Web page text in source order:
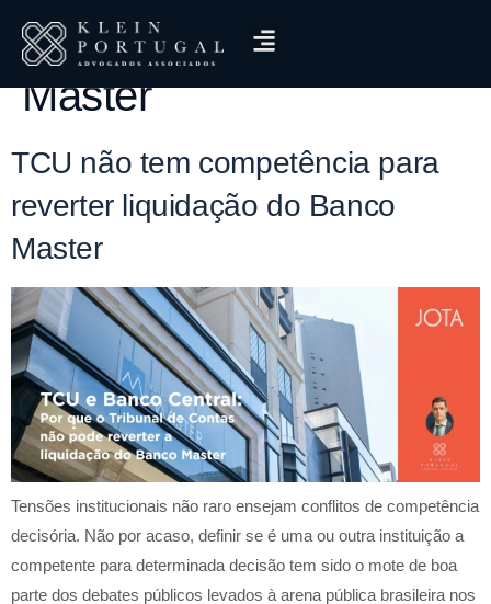
Tag:liquidação Banco
Master
TCU não tem competência para
reverter liquidação do Banco
Master
Tensões institucionais não raro ensejam conflitos de competência
decisória. Não por acaso, definir se é uma ou outra instituição a
competente para determinada decisão tem sido o mote de boa
parte dos debates públicos levados à arena pública brasileira nos